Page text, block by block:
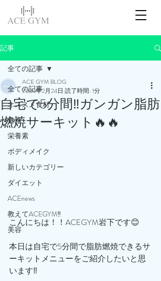
記事
全ての記事
オススメ食材
健康
栄養素
ボディメイク
新しいカテゴリー
ダイエット
ACEnews
教えてACEGYM‼️
美容
全ての記事
自宅で5分間‼️ガンガン脂肪
燃焼サーキット🔥🔥
ACE GYM BLOG
2024年2月24日 読了時間: 1分
こんにちは！！ACEGYM岩下です😊
本日は自宅で5分間で脂肪燃焼できるサ
ーキットメニューをご紹介したいと思
います‼️